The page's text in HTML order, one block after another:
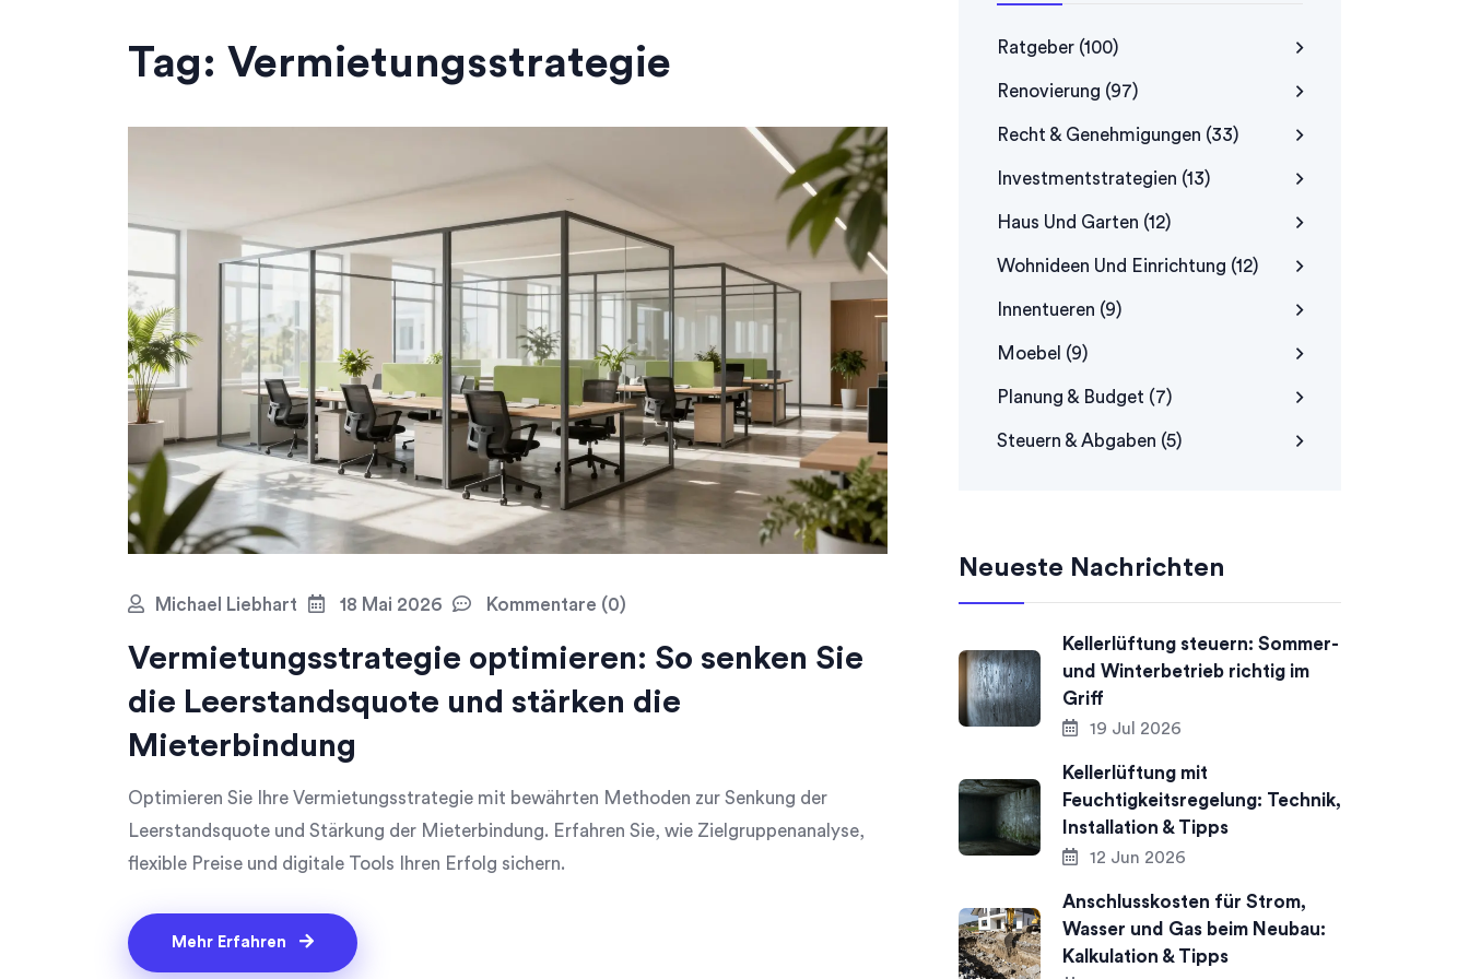
Tag: Vermietungsstrategie
Michael Liebhart 18 Mai 2026 Kommentare (0)
Vermietungsstrategie optimieren: So senken Sie
die Leerstandsquote und stärken die
Mieterbindung
Optimieren Sie Ihre Vermietungsstrategie mit bewährten Methoden zur Senkung der
Leerstandsquote und Stärkung der Mieterbindung. Erfahren Sie, wie Zielgruppenanalyse,
flexible Preise und digitale Tools Ihren Erfolg sichern.
Mehr Erfahren
Ratgeber (100)
Renovierung (97)
Recht & Genehmigungen (33)
Investmentstrategien (13)
Haus Und Garten (12)
Wohnideen Und Einrichtung (12)
Innentueren (9)
Moebel (9)
Planung & Budget (7)
Steuern & Abgaben (5)
Neueste Nachrichten
Kellerlüftung steuern: Sommer-
und Winterbetrieb richtig im
Griff
19 Jul 2026
Kellerlüftung mit
Feuchtigkeitsregelung: Technik,
Installation & Tipps
12 Jun 2026
Anschlusskosten für Strom,
Wasser und Gas beim Neubau:
Kalkulation & Tipps